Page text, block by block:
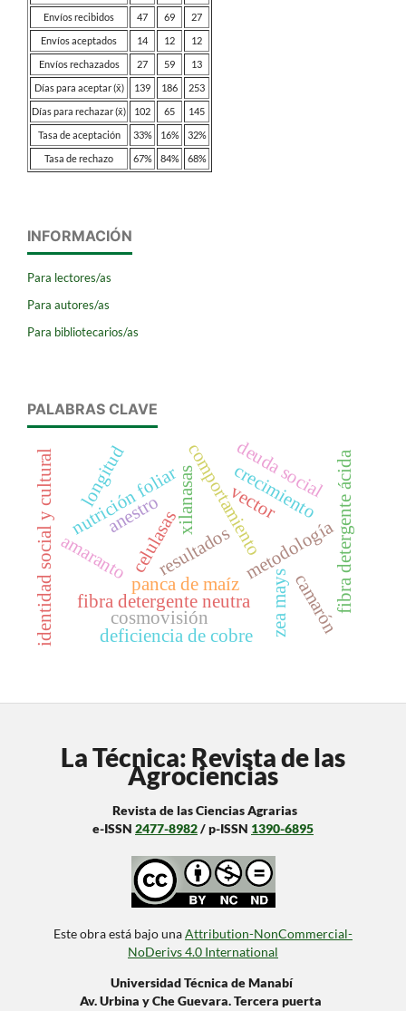
Envíos recibidos
47 69
27
Envíos aceptados
14 12
12
Envíos rechazados
27 59
13
Días para aceptar (x̄)
139 186
253
Días para rechazar (x̄)
102 65
145
Tasa de aceptación
33% 16%
32%
Tasa de rechazo
67% 84% 68%
INFORMACIÓN
Para lectores/as
Para autores/as
Para bibliotecarios/as
PALABRAS CLAVE
comportamiento
resultados
vector
metodología
panca de maíz
fibra detergente neutra fibra detergente ácida
celulasas
xilanasas
nutrición foliar
zea mays
amaranto
camarón
crecimiento
cosmovisión
deuda social
identidad social y cultural longitud
anestro
deficiencia de cobre
La Técnica: Revista de las
Agrociencias
Revista de las Ciencias Agrarias
e-ISSN 2477-8982/ p-ISSN 1390-6895
Este obra está bajo unaAttribution-NonCommercial-
NoDerivs 4.0 International
Universidad Técnica de Manabí
Av. Urbina y Che Guevara. Tercera puerta